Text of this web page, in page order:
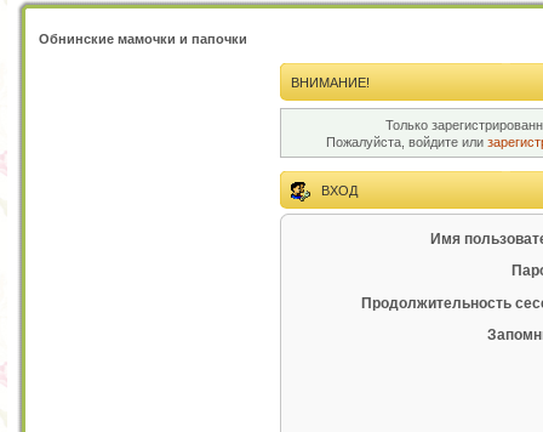
Обнинские мамочки и папочки
ВНИМАНИЕ!
Только
Пожалуйста, войдите или
ВХОД
Имя
Продолжительность